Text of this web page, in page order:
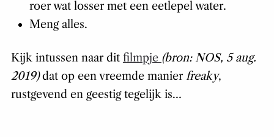
roer wat losser met een eetlepel water.
Meng alles.
Kijk intussen naar dit filmpje (bron: NOS, 5 aug.
2019)dat op een vreemde manierfreaky,
rustgevend en geestig tegelijk is…